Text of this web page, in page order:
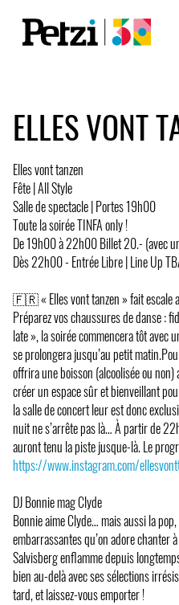
ELLES VONT
Elles vont tanzen
Fête | All Style
Salle de spectacle | Portes 19h00
Toute la soirée TINFA only !
De 19h00 à 22h00 Billet 20.- (avec
Dès 22h00 - Entrée Libre | Line Up
🇫🇷 « Elles vont tanzen » fait escale
Préparez vos chaussures de danse :
late », la soirée commencera tôt avec
se prolongera jusqu’au petit
offrira une boisson (alcoolisée ou
créer un espace sûr et bienveillant
la salle de concert leur est donc
nuit ne s’arrête pas là… À partir de
auront tenu la piste jusque-là. Le
https://www.instagram.com/
DJ Bonnie mag Clyde
Bonnie aime Clyde… mais aussi la
embarrassantes qu’on adore chanter
Salvisberg enflamme depuis
bien au-delà avec ses sélections
tard, et laissez-vous emporter !